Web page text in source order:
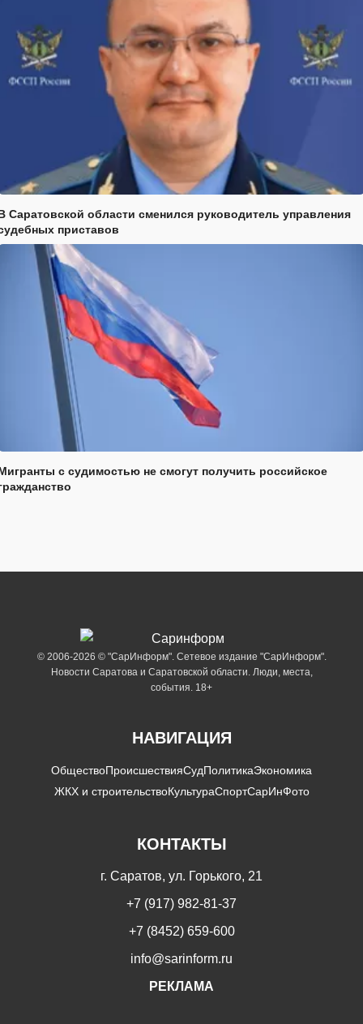
Саратовской области сменился руководитель управления
приставов
с судимостью не смогут получить российское
© 2006-2026 © "СарИнформ". Сетевое издание "СарИнформ".
Новости Саратова и Саратовской области. Люди, места,
события. 18+
НАВИГАЦИЯ
ОбществоПроисшествияСудПолитикаЭкономика
ЖКХ и строительствоКультураСпортСарИнФото
КОНТАКТЫ
г. Саратов, ул. Горького, 21
+7 (917) 982-81-37
+7 (8452) 659-600
info@sarinform.ru
РЕКЛАМА